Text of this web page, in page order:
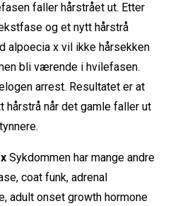
faller hårstrået ut. Etter
og et nytt hårstrå
alpoecia x vil ikke hårsekken
bli værende i hvilefasen.
arrest. Resultatet er at
hårstrå når det gamle faller ut
Sykdommen har mange andre
coat funk, adrenal
adult onset growth hormone